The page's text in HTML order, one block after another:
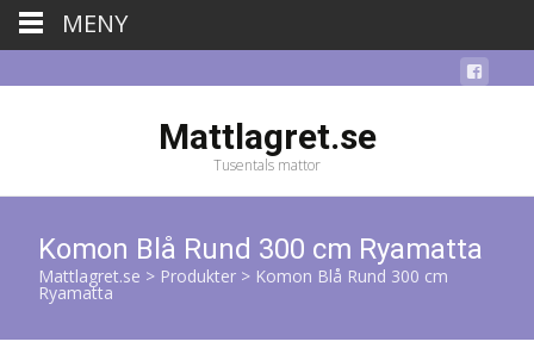
Mattlagret.se
Tusentals mattor
Komon Blå Rund 300 cm Ryamatta
Mattlagret.se > Produkter > Komon Blå Rund 300 cm
Ryamatta
MENY